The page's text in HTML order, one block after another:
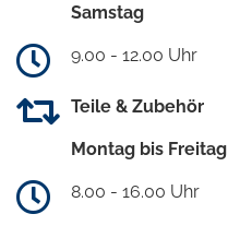
Samstag
9.00 - 12.00 Uhr
Teile & Zubehör
Montag bis Freitag
8.00 - 16.00 Uhr